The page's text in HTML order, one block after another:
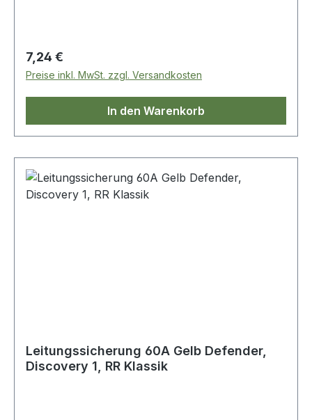
Regulärer Preis:
7,24 €
Preise inkl. MwSt. zzgl. Versandkosten
In den Warenkorb
Leitungssicherung 60A Gelb Defender,
Discovery 1, RR Klassik